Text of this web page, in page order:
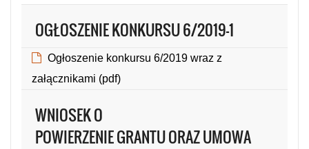
OGŁOSZENIE KONKURSU 6/2019-1
Ogłoszenie konkursu 6/2019 wraz z
załącznikami (pdf)
WNIOSEK O
POWIERZENIE GRANTU ORAZ UMOWA